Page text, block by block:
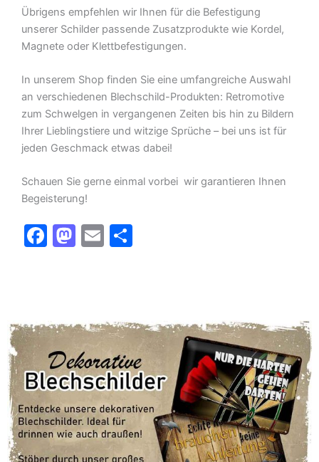
Übrigens empfehlen wir Ihnen für die Befestigung
unserer Schilder passende Zusatzprodukte wie Kordel,
Magnete oder Klettbefestigungen.
In unserem Shop finden Sie eine umfangreiche Auswahl
an verschiedenen Blechschild-Produkten: Retromotive
zum Schwelgen in vergangenen Zeiten bis hin zu Bildern
Ihrer Lieblingstiere und witzige Sprüche – bei uns ist für
jeden Geschmack etwas dabei!
Schauen Sie gerne einmal vorbei  wir garantieren Ihnen
Begeisterung!
F
b
o
o
k
M
d
o
n
E